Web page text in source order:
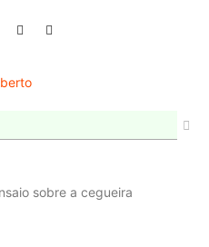
sobre a cegueira